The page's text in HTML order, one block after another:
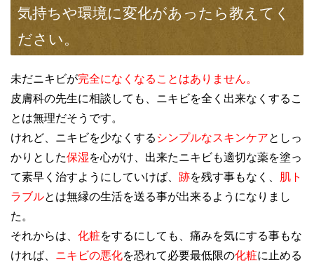
気持ちや環境に変化があったら教えてく
ださい。
未だニキビが完全になくなることはありません。
皮膚科の先生に相談しても、ニキビを全く出来なくするこ
とは無理だそうです。
けれど、ニキビを少なくする シンプルなスキンケアとしっ
かりとした保湿を心がけ、出来たニキビも適切な薬を塗っ
て素早く治すようにしていけば、 跡を残す事もなく、 肌ト
ラブルとは無縁の生活を送る事が出来るようになりまし
た。
それからは、 化粧をするにしても、痛みを気にする事もな
ければ、 ニキビの悪化を恐れて必要最低限の化粧に止める